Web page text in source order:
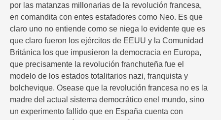
por las matanzas millonarias de la revolución francesa,
en comandita con entes estafadores como Neo. Es que
claro uno no entiende como se niega lo evidente que es
que claro fueron los ejércitos de EEUU y la Comunidad
Británica los que impusieron la democracia en Europa,
que precisamente la revolución franchuteña fue el
modelo de los estados totalitarios nazi, franquista y
bolchevique. Osease que la revolución francesa no es la
madre del actual sistema democrático enel mundo, sino
un experimento fallido que en España cuenta con